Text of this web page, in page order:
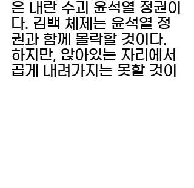
은 내란 수괴 윤석열 정권이
다. 김백 체제는 윤석열 정
권과 함께 몰락할 것이다.
하지만, 앉아있는 자리에서
곱게 내려가지는 못할 것이